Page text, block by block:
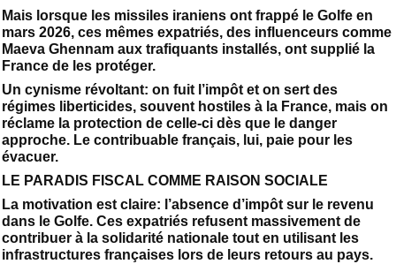
Mais lorsque les missiles iraniens ont frappé le Golfe en
mars 2026, ces mêmes expatriés, des influenceurs comme
Maeva Ghennam aux trafiquants installés, ont supplié la
France de les protéger.
Un cynisme révoltant: on fuit l’impôt et on sert des
régimes liberticides, souvent hostiles à la France, mais on
réclame la protection de celle-ci dès que le danger
approche. Le contribuable français, lui, paie pour les
évacuer.
LE PARADIS FISCAL COMME RAISON SOCIALE
La motivation est claire: l’absence d’impôt sur le revenu
dans le Golfe. Ces expatriés refusent massivement de
contribuer à la solidarité nationale tout en utilisant les
infrastructures françaises lors de leurs retours au pays.